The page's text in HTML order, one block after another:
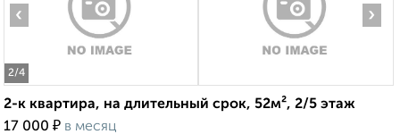
2/4
‹ ›
2-к квартира, на длительный срок, 52м², 2/5 этаж
17 000 ₽ в месяц